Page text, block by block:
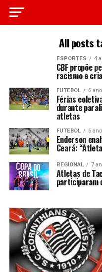
All posts
ESPORTES 4
CBF propõe
racismo e
FUTEBOL 6
Férias
durante
atletas
FUTEBOL 6
Enderson
Ceará:
REGIONAL 7
Atletas de
participaram